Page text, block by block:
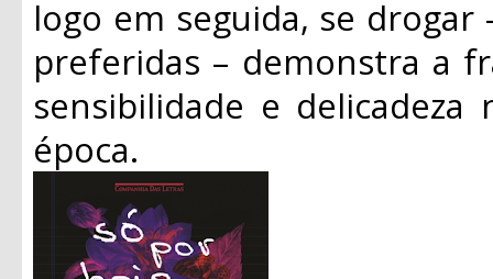
logo em seguida, se
preferidas – demonstra a
sensibilidade e
época.